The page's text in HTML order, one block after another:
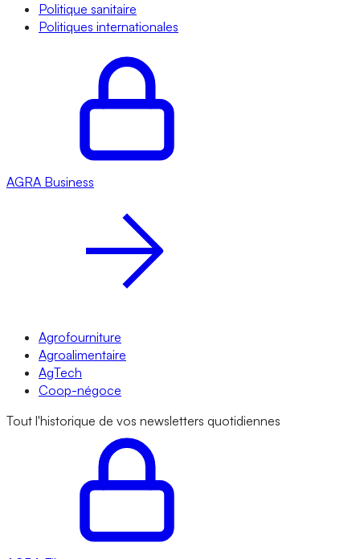
Politique sanitaire
Politiques internationales
AGRA Business
Agrofourniture
Agroalimentaire
AgTech
Coop-négoce
Tout l'historique de vos newsletters quotidiennes